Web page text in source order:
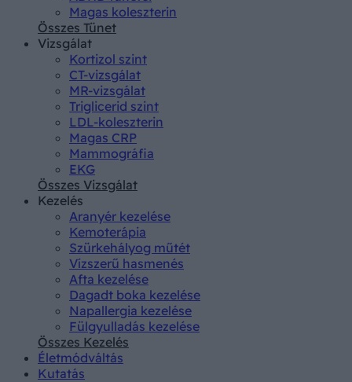
Magas koleszterin
Összes Tünet
Vizsgálat
Kortizol szint
CT-vizsgálat
MR-vizsgálat
Triglicerid szint
LDL-koleszterin
Magas CRP
Mammográfia
EKG
Összes Vizsgálat
Kezelés
Aranyér kezelése
Kemoterápia
Szürkehályog műtét
Vízszerű hasmenés
Afta kezelése
Dagadt boka kezelése
Napallergia kezelése
Fülgyulladás kezelése
Összes Kezelés
Életmódváltás
Kutatás